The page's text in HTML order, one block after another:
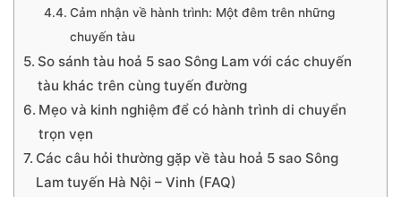
Cảm nhận về hành trình: Một đêm trên những
chuyến tàu
So sánh tàu hoả 5 sao Sông Lam với các chuyến
tàu khác trên cùng tuyến đường
Mẹo và kinh nghiệm để có hành trình di chuyển
trọn vẹn
Các câu hỏi thường gặp về tàu hoả 5 sao Sông
Lam tuyến Hà Nội – Vinh (FAQ)